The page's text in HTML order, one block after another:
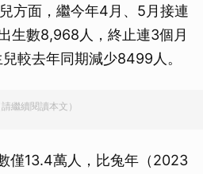
方面，繼今年4月、5月接連
生數8,968人，終止連3個月
較去年同期減少8499人。
繼續閱讀本文）
僅13.4萬人，比兔年（2023